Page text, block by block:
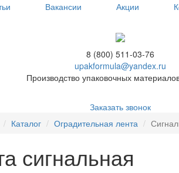
Вакансии Акции
8 (800) 511-03-76
upakformula@yandex.ru
Производство упаковочных
Заказать звонок
Каталог Оградительная лента
сигнальная